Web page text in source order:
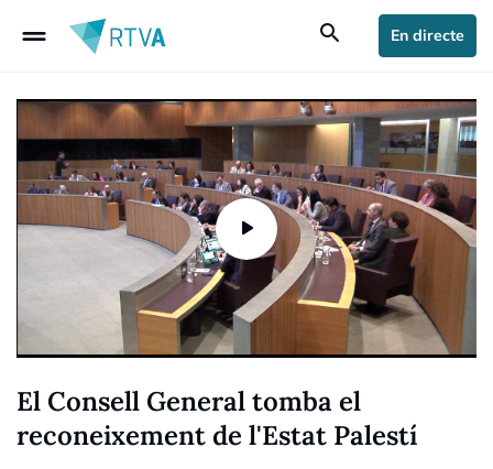
drag_handle search En directe
El Consell General tomba el
reconeixement de l'Estat Palestí